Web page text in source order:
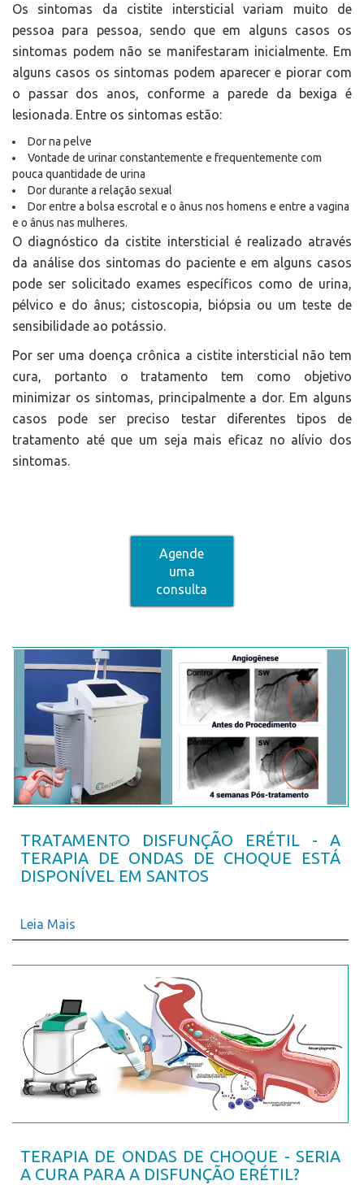
Os sintomas da cistite intersticial variam muito de
pessoa para pessoa, sendo que em alguns casos os
sintomas podem não se manifestaram inicialmente. Em
alguns casos os sintomas podem aparecer e piorar com
o passar dos anos, conforme a parede da bexiga é
lesionada. Entre os sintomas estão:
Dor na pelve
Vontade de urinar constantemente e frequentemente com
pouca quantidade de urina
Dor durante a relação sexual
Dor entre a bolsa escrotal e o ânus nos homens e entre a vagina
e o ânus nas mulheres.
O diagnóstico da cistite intersticial é realizado através
da análise dos sintomas do paciente e em alguns casos
pode ser solicitado exames específicos como de urina,
pélvico e do ânus; cistoscopia, biópsia ou um teste de
sensibilidade ao potássio.
Por ser uma doença crônica a cistite intersticial não tem
cura, portanto o tratamento tem como objetivo
minimizar os sintomas, principalmente a dor. Em alguns
casos pode ser preciso testar diferentes tipos de
tratamento até que um seja mais eficaz no alívio dos
sintomas.
Agende
uma
consulta
TRATAMENTO DISFUNÇÃO ERÉTIL - A
TERAPIA DE ONDAS DE CHOQUE ESTÁ
DISPONÍVEL EM SANTOS
Leia Mais
TERAPIA DE ONDAS DE CHOQUE - SERIA
A CURA PARA A DISFUNÇÃO ERÉTIL?